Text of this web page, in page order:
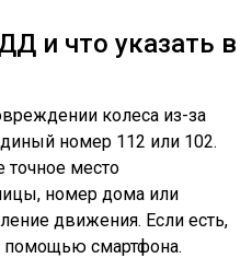
и что указать в
колеса из-за
номер 112 или 102.
точное место
номер дома или
движения. Если есть,
помощью смартфона.